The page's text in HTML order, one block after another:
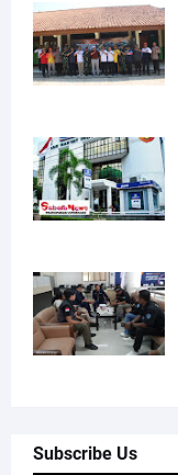
Subscribe Us